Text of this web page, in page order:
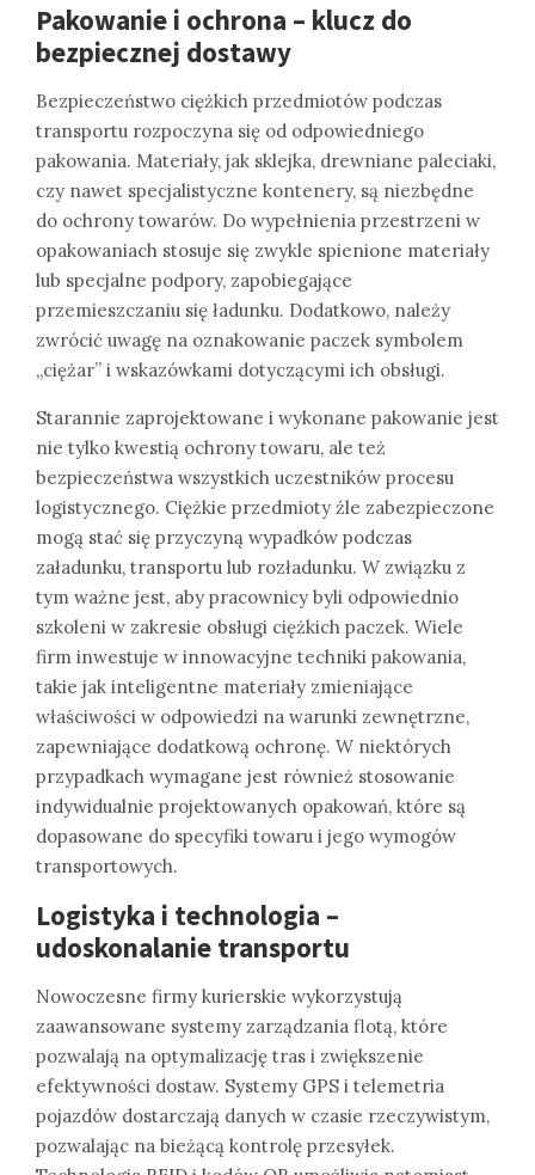
Pakowanie i ochrona – klucz do
bezpiecznej dostawy
Bezpieczeństwo ciężkich przedmiotów podczas
transportu rozpoczyna się od odpowiedniego
pakowania. Materiały, jak sklejka, drewniane paleciaki,
czy nawet specjalistyczne kontenery, są niezbędne
do ochrony towarów. Do wypełnienia przestrzeni w
opakowaniach stosuje się zwykle spienione materiały
lub specjalne podpory, zapobiegające
przemieszczaniu się ładunku. Dodatkowo, należy
zwrócić uwagę na oznakowanie paczek symbolem
„ciężar” i wskazówkami dotyczącymi ich obsługi.
Starannie zaprojektowane i wykonane pakowanie jest
nie tylko kwestią ochrony towaru, ale też
bezpieczeństwa wszystkich uczestników procesu
logistycznego. Ciężkie przedmioty źle zabezpieczone
mogą stać się przyczyną wypadków podczas
załadunku, transportu lub rozładunku. W związku z
tym ważne jest, aby pracownicy byli odpowiednio
szkoleni w zakresie obsługi ciężkich paczek. Wiele
firm inwestuje w innowacyjne techniki pakowania,
takie jak inteligentne materiały zmieniające
właściwości w odpowiedzi na warunki zewnętrzne,
zapewniające dodatkową ochronę. W niektórych
przypadkach wymagane jest również stosowanie
indywidualnie projektowanych opakowań, które są
dopasowane do specyfiki towaru i jego wymogów
transportowych.
Logistyka i technologia –
udoskonalanie transportu
Nowoczesne firmy kurierskie wykorzystują
zaawansowane systemy zarządzania flotą, które
pozwalają na optymalizację tras i zwiększenie
efektywności dostaw. Systemy GPS i telemetria
pojazdów dostarczają danych w czasie rzeczywistym,
pozwalając na bieżącą kontrolę przesyłek.